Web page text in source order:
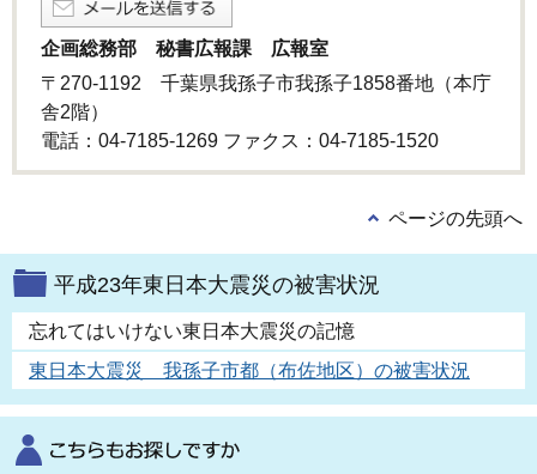
企画総務部 秘書広報課 広報室
〒270-1192 千葉県我孫子市我孫子1858番地（本庁
舎2階）
電話：04-7185-1269 ファクス：04-7185-1520
ページの先頭へ
平成23年東日本大震災の被害状況
忘れてはいけない東日本大震災の記憶
東日本大震災 我孫子市都（布佐地区）の被害状況